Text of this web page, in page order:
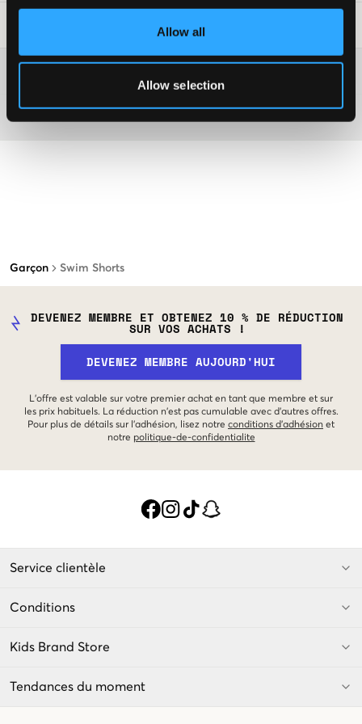
Allow all
Allow selection
Garçon Swim Shorts
DEVENEZ MEMBRE ET OBTENEZ 10 % DE RÉDUCTION
SUR VOS ACHATS !
DEVENEZ MEMBRE AUJOURD'HUI
L'offre est valable sur votre premier achat en tant que membre et sur
les prix habituels. La réduction n'est pas cumulable avec d'autres offres.
Pour plus de détails sur l'adhésion, lisez notre conditions d'adhésion et
notre politique-de-confidentialite
Service clientèle
Conditions
Kids Brand Store
Tendances du moment